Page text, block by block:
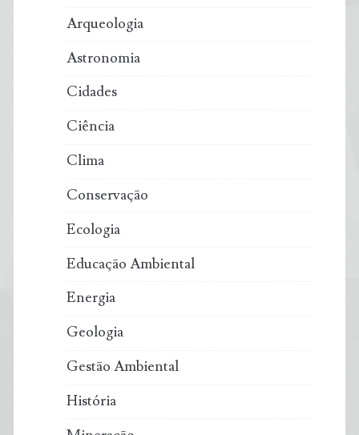
Arqueologia
Astronomia
Cidades
Ciência
Clima
Conservação
Ecologia
Educação Ambiental
Energia
Geologia
Gestão Ambiental
História